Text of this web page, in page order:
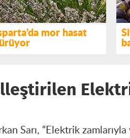
mor hasat
Sarı, “Elektrik